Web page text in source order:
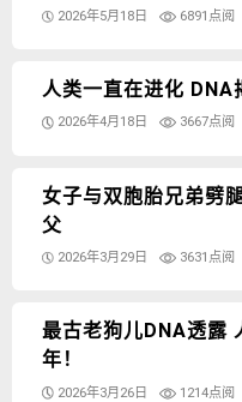
2026年5月18日 6891点阅
人类一直在进化 DNA
2026年4月18日 3667点阅
女子与双胞胎兄弟劈
父
2026年3月29日 3631点阅
最古老狗儿DNA透露
年！
2026年3月26日 1214点阅